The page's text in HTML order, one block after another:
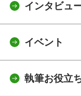
インタビュ
イベント
執筆お役立